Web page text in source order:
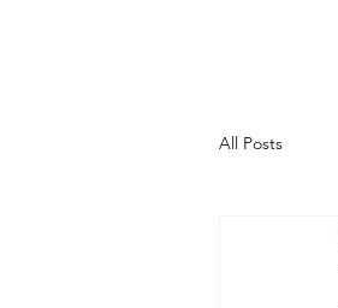
All Posts